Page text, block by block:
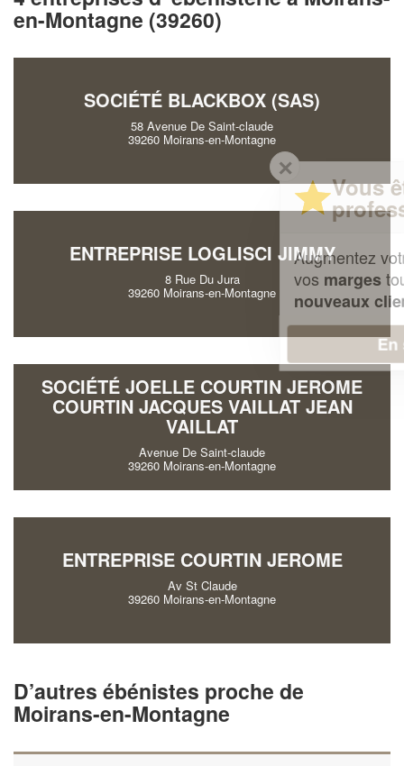
en-Montagne (39260)
SOCIÉTÉ BLACKBOX (SAS)
58 Avenue De Saint-claude
39260 Moirans-en-Montagne
ENTREPRISE LOGLISCI JIMMY
8 Rue Du Jura
39260 Moirans-en-Montagne
SOCIÉTÉ JOELLE COURTIN JEROME
COURTIN JACQUES VAILLAT JEAN
VAILLAT
Avenue De Saint-claude
39260 Moirans-en-Montagne
ENTREPRISE COURTIN JEROME
Av St Claude
39260 Moirans-en-Montagne
D’autres ébénistes proche de
Moirans-en-Montagne
Vous êtes un
professionnel ?
Augmentez votrechiffre d'affaireset
margestout en gagnant de
nouveaux clients!
En savoir plus